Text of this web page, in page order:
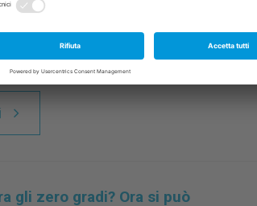
ogni tanto succede: Davide batte
Leicester, la squadra di football
Ranieri...
gli zero gradi? Ora si può